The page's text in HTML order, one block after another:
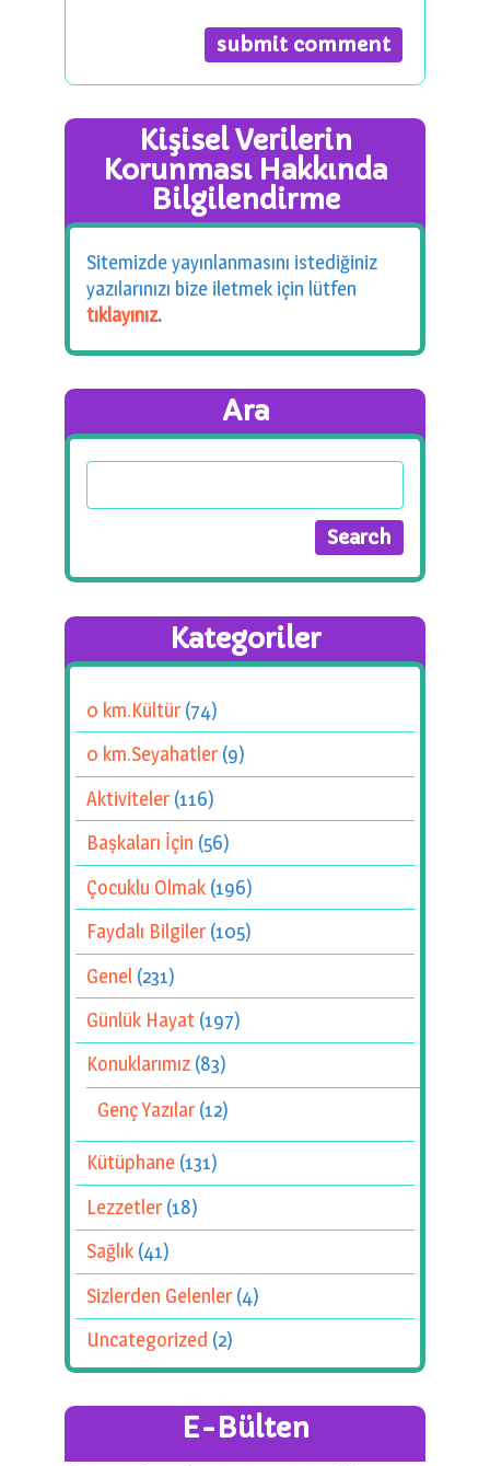
Kişisel Verilerin
Korunması Hakkında
Bilgilendirme
Sitemizde yayınlanmasını istediğiniz
yazılarınızı bize iletmek için lütfen
tıklayınız.
Ara
Kategoriler
0 km.Kültür(74)
0 km.Seyahatler(9)
Aktiviteler(116)
Başkaları İçin (56)
Çocuklu Olmak (196)
Faydalı Bilgiler(105)
Genel (231)
Günlük Hayat (197)
Konuklarımız (83)
Genç Yazılar(12)
Kütüphane (131)
Lezzetler(18)
Sağlık (41)
Sizlerden Gelenler(4)
Uncategorized (2)
E-Bülten